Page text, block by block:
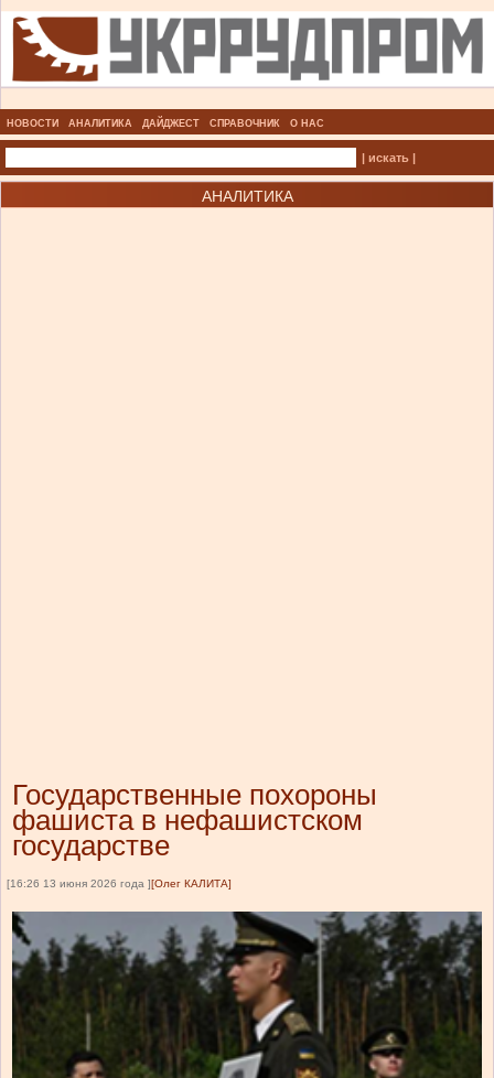
НОВОСТИ АНАЛИТИКА ДАЙДЖЕСТ СПРАВОЧНИК О НАС
| искать |
АНАЛИТИКА
Государственные похороны
фашиста в нефашистском
государстве
[16:26 13 июня 2026 года ] [Олег КАЛИТА]